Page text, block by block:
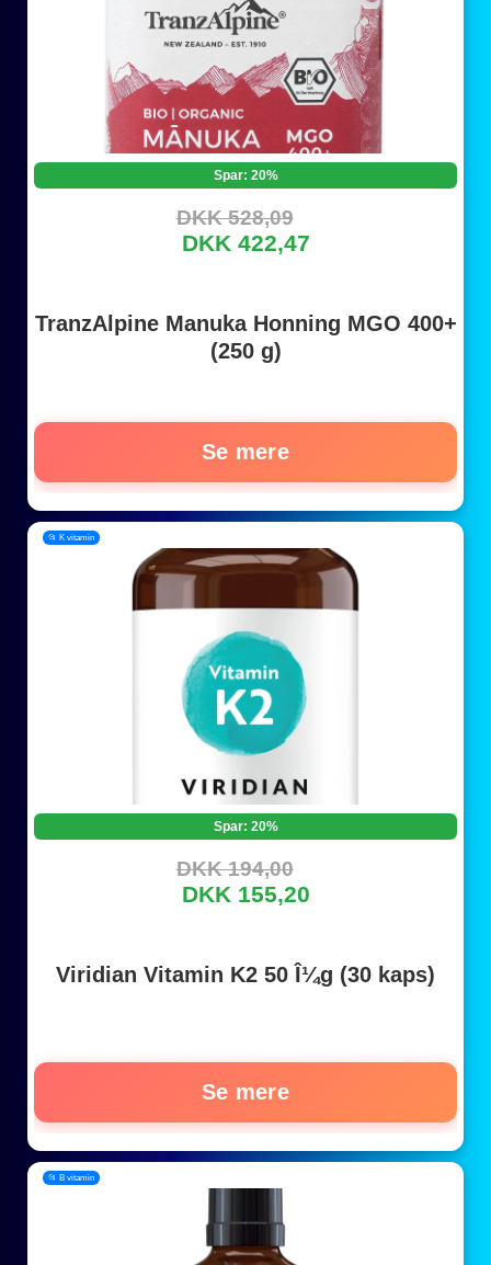
Spar: 20%
DKK 528,09
DKK 422,47
TranzAlpine Manuka Honning MGO 400+
(250 g)
Se mere
📂 K vitamin
Spar: 20%
DKK 194,00
DKK 155,20
Viridian Vitamin K2 50 Î¼g (30 kaps)
Se mere
📂 B vitamin